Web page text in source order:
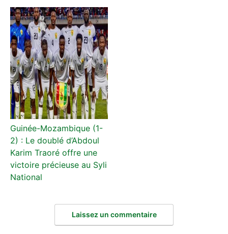
Guinée-Mozambique (1-
2) : Le doublé d’Abdoul
Karim Traoré offre une
victoire précieuse au Syli
National
Laissez un commentaire